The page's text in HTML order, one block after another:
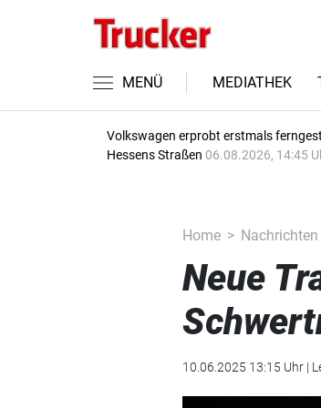
MENÜ MEDIATHEK
Volkswagen erprobt erstmals
Hessens Straßen 06.08.2026, 14:45
Home Nachrichten
Neue
10.06.2025 13:15 Uhr |